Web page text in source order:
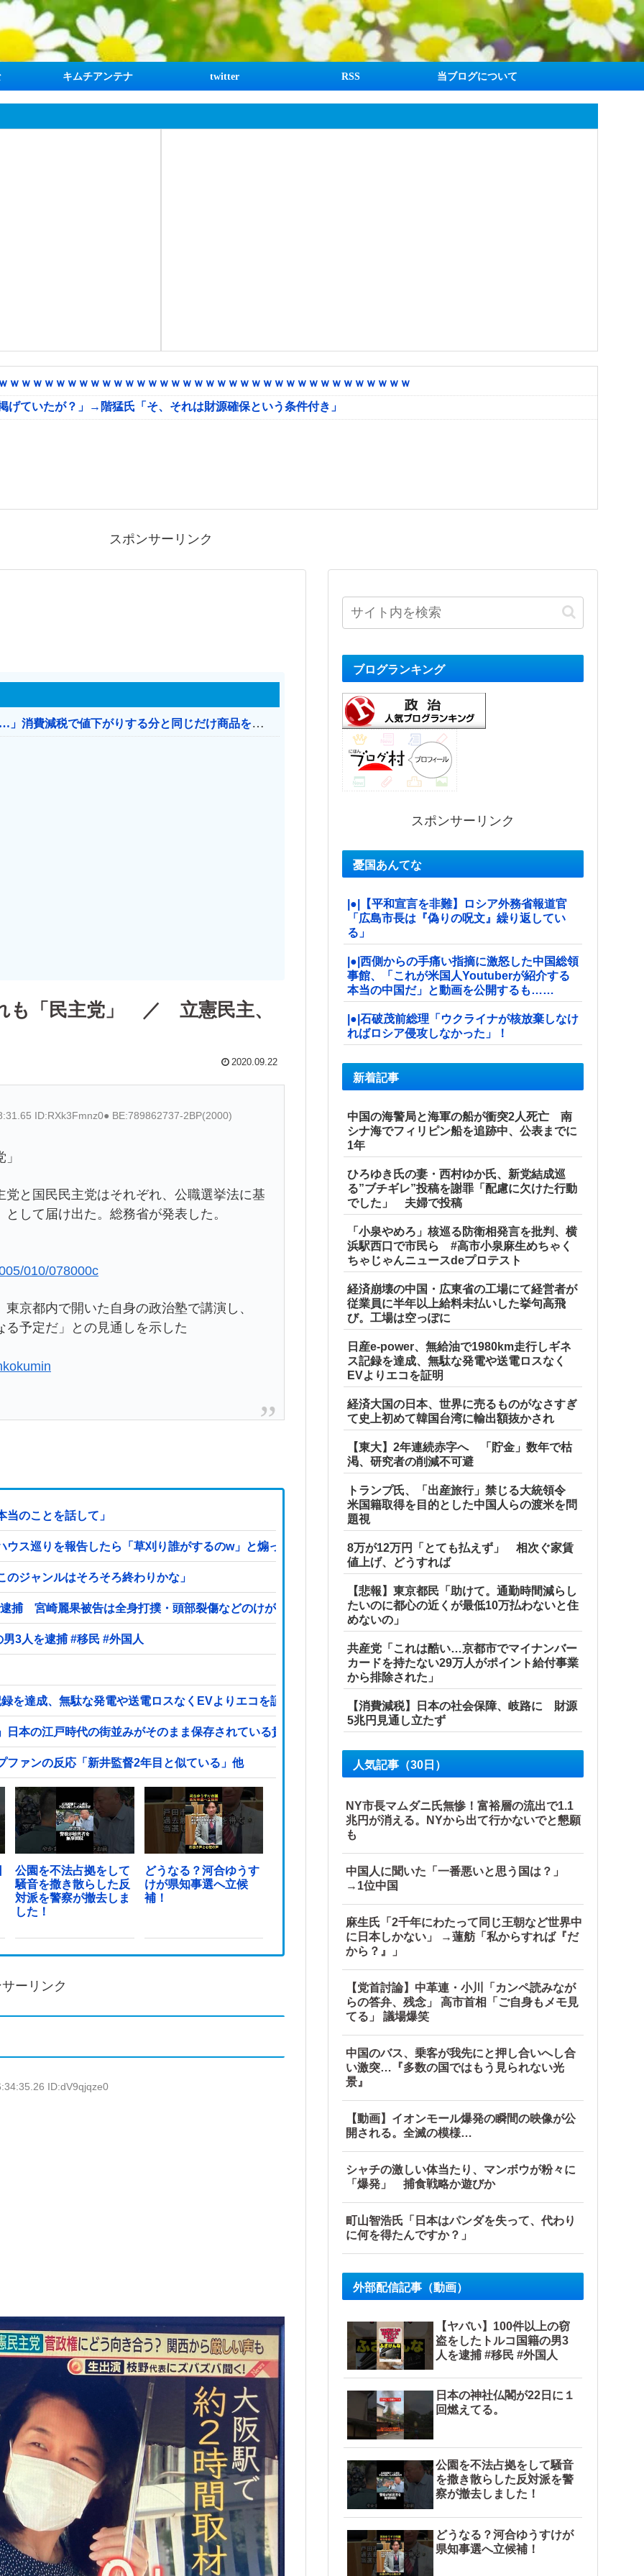
キムチアンテナ twitter RSS 当ブログについて
ｗｗｗｗｗｗｗｗｗｗｗｗｗｗｗｗｗｗｗｗｗｗｗｗｗｗｗｗｗｗｗｗｗｗ
ていたが？」→階猛氏「そ、それは財源確保という条件付き」
スポンサーリンク
【消費税率1％】 「下げるのが筋なんですけど…」消費減税で値下がりする分と同じだけ商品を値上げして店頭価格を変えない店も
も「民主党」 ／ 立憲民主、
2020.09.22
ID:RXk3Fmnz0● BE:789862737-2BP(2000)
と国民民主党はそれぞれ、公職選挙法に基
して届け出た。総務省が発表した。
010/078000c
京都内で開いた自身の政治塾で講演し、
予定だ」との見通しを示した
のことを話して」
ウス巡りを報告したら「草刈り誰がするのw」と煽ってきたので…旦那が放った「一言」に義母オロオロｗｗ←嫌味を逆手
ジャンルはそろそろ終わりかな」
捕 宮崎麗果被告は全身打撲・頭部裂傷などのけが
【ヤバい】100件以上の窃盗をしたトルコ国籍の男3人を逮捕 #移民 #外国人
を達成、無駄な発電や送電ロスなくEVよりエコを証明
本の江戸時代の街並みがそのまま保存されている貴重な場所とは・・・？【海外の反応】
ァンの反応「新井監督2年目と似ている」他
公園を不法占拠をして
騒音を撒き散らした反
対派を警察が撤去しま
した！
どうなる？河合ゆうす
けが県知事選へ立候
補！
ーリンク
ID:dV9qjqze0
ブログランキング
スポンサーリンク
憂国あんてな
|●|【平和宣言を非難】ロシア外務省報道官
「広島市長は『偽りの呪文』繰り返してい
る」
|●|西側からの手痛い指摘に激怒した中国総領
事館、「これが米国人Youtuberが紹介する
本当の中国だ」と動画を公開するも……
|●|石破茂前総理「ウクライナが核放棄しなけ
ればロシア侵攻しなかった」！
新着記事
中国の海警局と海軍の船が衝突2人死亡 南
シナ海でフィリピン船を追跡中、公表までに
1年
ひろゆき氏の妻・西村ゆか氏、新党結成巡
る”ブチギレ”投稿を謝罪「配慮に欠けた行動
でした」 夫婦で投稿
「小泉やめろ」核巡る防衛相発言を批判、横
浜駅西口で市民ら #高市小泉麻生めちゃく
ちゃじゃんニュースdeプロテスト
経済崩壊の中国・広東省の工場にて経営者が
従業員に半年以上給料未払いした挙句高飛
び。工場は空っぽに
日産e-power、無給油で1980km走行しギネ
ス記録を達成、無駄な発電や送電ロスなく
EVよりエコを証明
経済大国の日本、世界に売るものがなさすぎ
て史上初めて韓国台湾に輸出額抜かされ
【東大】2年連続赤字へ 「貯金」数年で枯
渇、研究者の削減不可避
トランプ氏、「出産旅行」禁じる大統領令
米国籍取得を目的とした中国人らの渡米を問
題視
8万が12万円「とても払えず」 相次ぐ家賃
値上げ、どうすれば
【悲報】東京都民「助けて。通勤時間減らし
たいのに都心の近くが最低10万払わないと住
めないの」
共産党「これは酷い…京都市でマイナンバー
カードを持たない29万人がポイント給付事業
から排除された」
【消費減税】日本の社会保障、岐路に 財源
5兆円見通し立たず
人気記事（30日）
NY市長マムダニ氏無惨！富裕層の流出で1.1
兆円が消える。NYから出て行かないでと懇願
も
中国人に聞いた「一番悪いと思う国は？」
→1位中国
麻生氏「2千年にわたって同じ王朝など世界中
に日本しかない」 →蓮舫「私からすれば『だ
から？』」
【党首討論】中革連・小川「カンペ読みなが
らの答弁、残念」 高市首相「ご自身もメモ見
てる」 議場爆笑
中国のバス、乗客が我先にと押し合いへし合
い激突…『多数の国ではもう見られない光
景』
【動画】イオンモール爆発の瞬間の映像が公
開される。全滅の模様…
シャチの激しい体当たり、マンボウが粉々に
「爆発」 捕食戦略か遊びか
町山智浩氏「日本はパンダを失って、代わり
に何を得たんですか？」
外部配信記事（動画）
【ヤバい】100件以上の窃
盗をしたトルコ国籍の男3
人を逮捕 #移民 #外国人
日本の神社仏閣が22日に１
回燃えてる。
公園を不法占拠をして騒音
を撒き散らした反対派を警
察が撤去しました！
どうなる？河合ゆうすけが
県知事選へ立候補！